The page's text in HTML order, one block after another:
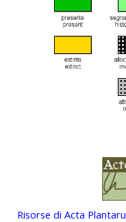
Risorse di Acta